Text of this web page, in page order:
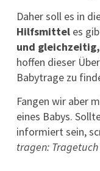
Daher soll es in
Hilfsmittel es
und
hoffen dieser
Babytrage zu
Fangen wir aber
eines Babys.
informiert sein,
tragen: